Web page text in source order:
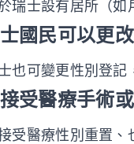
瑞士設有居所（
國民可以更
也可變更性別登記
受醫療手術
受醫療性別重置